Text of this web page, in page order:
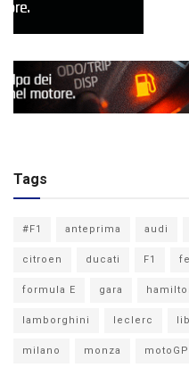
Tags
#F1 anteprima audi
citroen ducati F1
formula E gara
lamborghini leclerc
milano monza motoGP